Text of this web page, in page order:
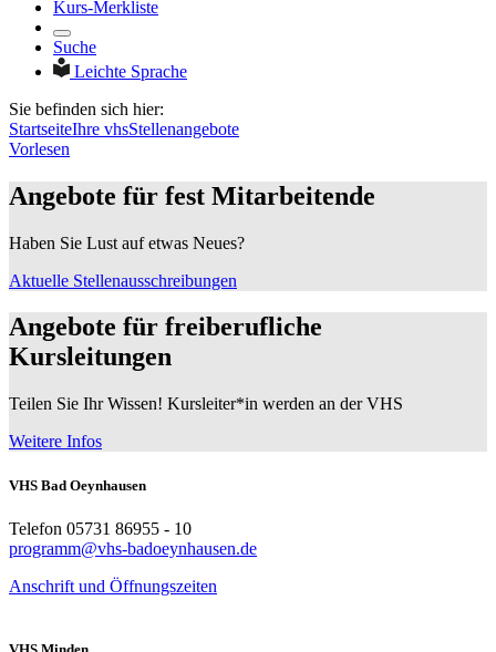
Kurs-Merkliste
Suche
Leichte Sprache
Sie befinden sich hier:
StartseiteIhre vhsStellenangebote
Vorlesen
Angebote für fest Mitarbeitende
Haben Sie Lust auf etwas Neues?
Aktuelle Stellenausschreibungen
Angebote für freiberufliche
Kursleitungen
Teilen Sie Ihr Wissen! Kursleiter*in werden an der VHS
Weitere Infos
VHS Bad Oeynhausen
Telefon 05731 86955 - 10
programm@vhs-badoeynhausen.de
Anschrift und Öffnungszeiten